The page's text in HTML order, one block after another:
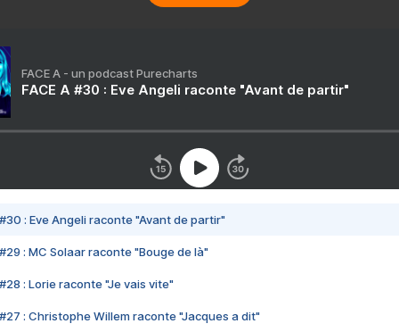
FACE A - un podcast Purecharts
FACE A #30 : Eve Angeli raconte "Avant de partir"
#30 : Eve Angeli raconte "Avant de partir"
#29 : MC Solaar raconte "Bouge de là"
#28 : Lorie raconte "Je vais vite"
#27 : Christophe Willem raconte "Jacques a dit"